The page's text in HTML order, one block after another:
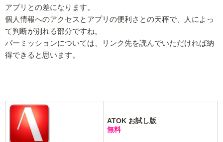
アプリとの差になります。
個人情報へのアクセスとアプリの便利さとの天秤で、人によっ
て判断が別れる部分ですね。
パーミッションについては、リンク先を読んでいただければ納
得できると思います。
ATOK お試し版
無料